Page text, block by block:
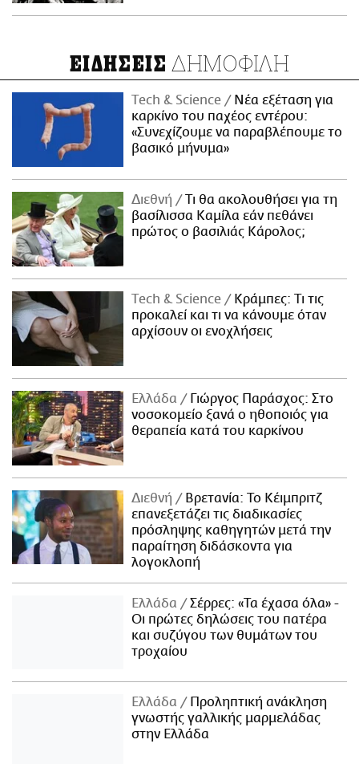
ΕΙΔΗΣΕΙΣ ΔΗΜΟΦΙΛΗ
Τech & Science
Νέα εξέταση για
καρκίνο του παχέος εντέρου:
«Συνεχίζουμε να παραβλέπουμε το
βασικό μήνυμα»
Διεθνή
Τι θα ακολουθήσει για τη
βασίλισσα Καμίλα εάν πεθάνει
πρώτος ο βασιλιάς Κάρολος;
Τech & Science
Κράμπες: Τι τις
προκαλεί και τι να κάνουμε όταν
αρχίσουν οι ενοχλήσεις
Ελλάδα
Γιώργος Παράσχος: Στο
νοσοκομείο ξανά ο ηθοποιός για
θεραπεία κατά του καρκίνου
Διεθνή
Βρετανία: Το Κέιμπριτζ
επανεξετάζει τις διαδικασίες
πρόσληψης καθηγητών μετά την
παραίτηση διδάσκοντα για
λογοκλοπή
Ελλάδα
Σέρρες: «Τα έχασα όλα» -
Οι πρώτες δηλώσεις του πατέρα
και συζύγου των θυμάτων του
τροχαίου
Ελλάδα
Προληπτική ανάκληση
γνωστής γαλλικής μαρμελάδας
στην Ελλάδα